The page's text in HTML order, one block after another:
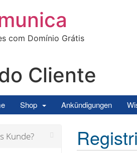
com Domínio Grátis
Cliente
Shop Ankündigungen
Kunde?